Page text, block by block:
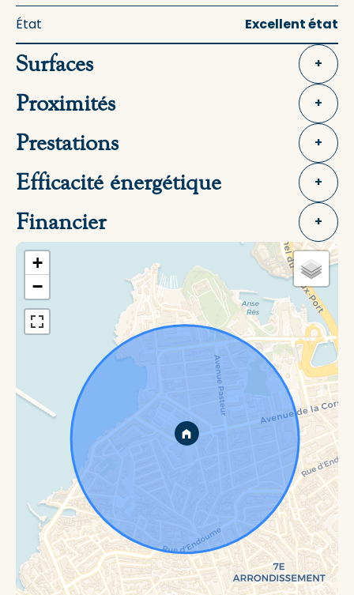
État Excellent état
Surfaces +
Proximités +
Prestations +
Efficacité énergétique +
Financier +
+
−